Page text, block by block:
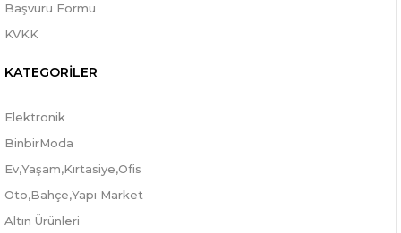
Başvuru Formu
KVKK
KATEGORİLER
Elektronik
BinbirModa
Ev,Yaşam,Kırtasiye,Ofis
Oto,Bahçe,Yapı Market
Altın Ürünleri